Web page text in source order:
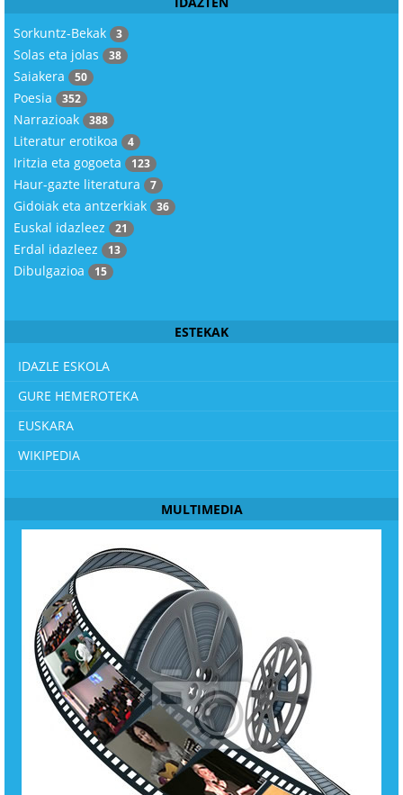
Sorkuntz-Bekak
3
Solas eta jolas 38
Saiakera 50
Poesia 352
Narrazioak 388
Literatur erotikoa 4
Iritzia eta gogoeta 123
Haur-gazte literatura 7
Gidoiak eta antzerkiak 36
Euskal idazleez 21
Erdal idazleez 13
Dibulgazioa 15
ESTEKAK
IDAZLE ESKOLA
GURE HEMEROTEKA
EUSKARA
WIKIPEDIA
MULTIMEDIA